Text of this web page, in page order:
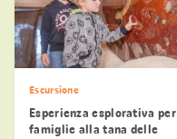
Escursione
Esperienza esplorativa per
famiglie alla tana delle